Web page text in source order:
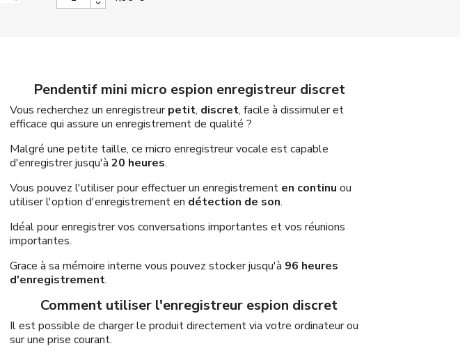
Pendentif mini micro espion enregistreur discret
Vous recherchez un enregistreurpetit, discret, facile à dissimuler et
efficace qui assure un enregistrement de qualité ?
Malgré une petite taille, ce micro enregistreur vocale est capable
d'enregistrer jusqu'à 20 heures.
Vous pouvez l'utiliser pour effectuer un enregistrement en continu ou
utiliser l'option d'enregistrement en détection de son.
Idéal pour enregistrer vos conversations importantes et vos réunions
importantes.
Grace à sa mémoire interne vous pouvez stocker jusqu'à 96 heures
d'enregistrement.
Comment utiliser l'enregistreur espion discret
Il est possible de charger le produit directement via votre ordinateur ou
sur une prise courant.